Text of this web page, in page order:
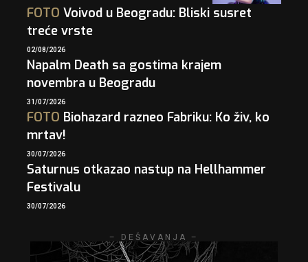
FOTO Voivod u Beogradu: Bliski susret
treće vrste
02/08/2026
Napalm Death sa gostima krajem
novembra u Beogradu
31/07/2026
FOTO Biohazard razneo Fabriku: Ko živ, ko
mrtav!
30/07/2026
Saturnus otkazao nastup na Hellhammer
Festivalu
30/07/2026
– DEŠAVANJA –